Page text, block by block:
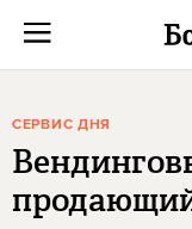
СЕРВИС ДНЯ